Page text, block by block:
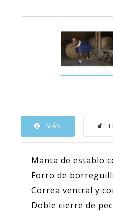
MÁS
Manta de establo
Forro de
Correa ventral y
Doble cierre de